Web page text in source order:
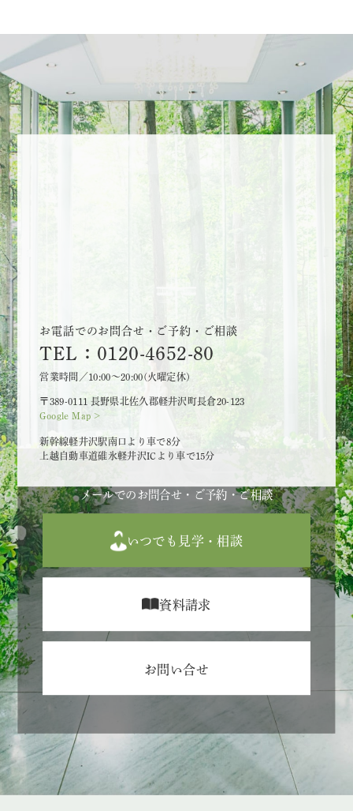
お電話でのお問合せ・ご予約・ご相談
TEL：0120-4652-80
営業時間／10:00～20:00(火曜定休)
〒389-0111 長野県北佐久郡軽井沢町長倉20-123
Google Map >
新幹線軽井沢駅南口より車で8分
上越自動車道碓氷軽井沢ICより車で15分
メールでのお問合せ・ご予約・ご相談
いつでも見学・相談
資料請求
お問い合せ